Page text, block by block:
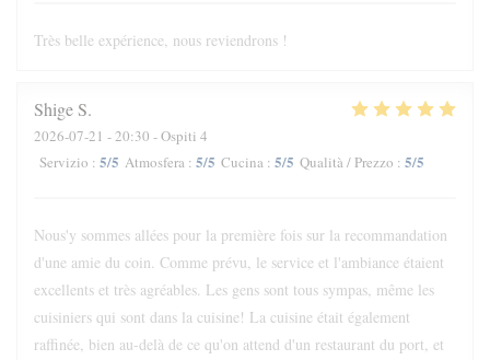
Très belle expérience, nous reviendrons !
Shige S
2026-07-21 - 20:30 - Ospiti 4
Servizio : 5/5 Atmosfera : 5/5 Cucina : 5/5 Qualità / Prezzo : 5/5
Nous'y sommes allées pour la première fois sur la recommandation
d'une amie du coin. Comme prévu, le service et l'ambiance étaient
excellents et très agréables. Les gens sont tous sympas, même les
cuisiniers qui sont dans la cuisine! La cuisine était également
raffinée, bien au-delà de ce qu'on attend d'un restaurant du port, et